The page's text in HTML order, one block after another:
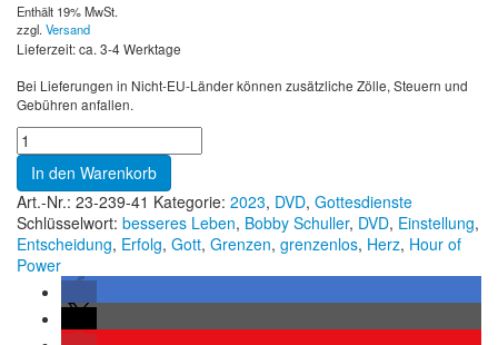
Enthält 19% MwSt.
zzgl. Versand
Lieferzeit: ca. 3-4 Werktage
Bei Lieferungen in Nicht-EU-Länder können zusätzliche Zölle, Steuern und
Gebühren anfallen.
In den Warenkorb
Art.-Nr.: 23-239-41 Kategorie: 2023, DVD, Gottesdienste
Schlüsselwort: besseres Leben, Bobby Schuller, DVD, Einstellung,
Entscheidung, Erfolg, Gott, Grenzen, grenzenlos, Herz, Hour of
Power